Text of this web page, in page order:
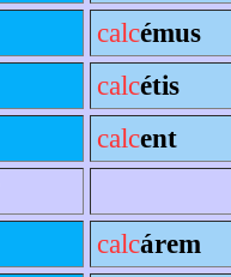
calcémus
calcétis
calcent
calcárem